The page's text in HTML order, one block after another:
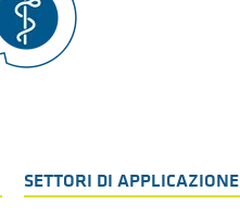
SETTORI DI APPLICAZIONE